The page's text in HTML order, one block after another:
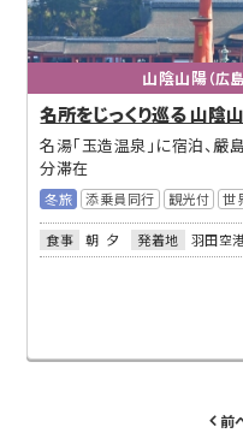
山陰山陽（広
名所をじっくり巡る 山陰
名湯「玉造温泉」に宿泊、嚴
分滞在
冬旅 添乗員同行 観光付 世
食事 朝 夕 発着地 羽田空
前